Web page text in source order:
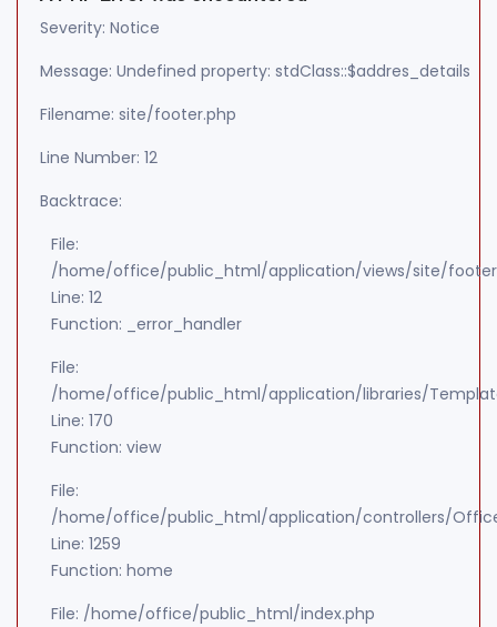
Severity: Notice
Message: Undefined property: stdClass::$addres_details
Filename: site/footer.php
Line Number: 12
Backtrace:
File:
/home/office/public_html/application/views/site/
Line: 12
Function: _error_handler
File:
/home/office/public_html/application/libraries/
Line: 170
Function: view
File:
/home/office/public_html/application/controllers/
Line: 1259
Function: home
File: /home/office/public_html/index.php